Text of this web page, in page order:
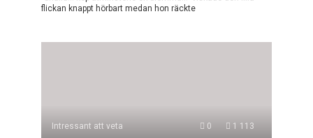
flickan knappt hörbart medan hon räckte
Intressant att veta 0 1 113